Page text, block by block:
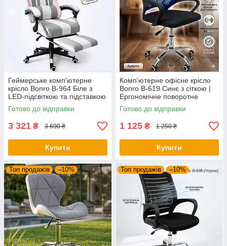
Геймерське комп'ютерне
крісло Bonro B-964 Біле з
LED-підсвіткою та підставкою
для ніг (до 150 кг)
Готово до відправки
3 321 ₴ 3 690 ₴
Купити
Комп'ютерне офісне крісло
Bonro B-619 Синє з сіткою |
Ергономічне поворотне
крісло для школяра та офісу
Готово до відправки
1 125 ₴ 1 250 ₴
Купити
Топ продажів –10% Топ продажів –10%